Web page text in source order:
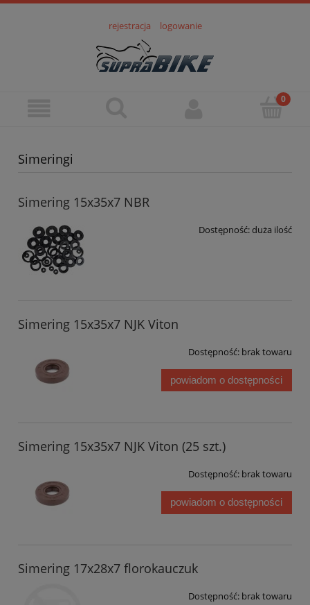
rejestracja logowanie
Simeringi
Simering 15x35x7 NBR
Dostępność:duża ilość
Simering 15x35x7 NJK Viton
Dostępność: brak towaru
powiadom o dostępności
Simering 15x35x7 NJK Viton (25 szt.)
Dostępność: brak towaru
powiadom o dostępności
Simering 17x28x7 florokauczuk
Dostępność: brak towaru